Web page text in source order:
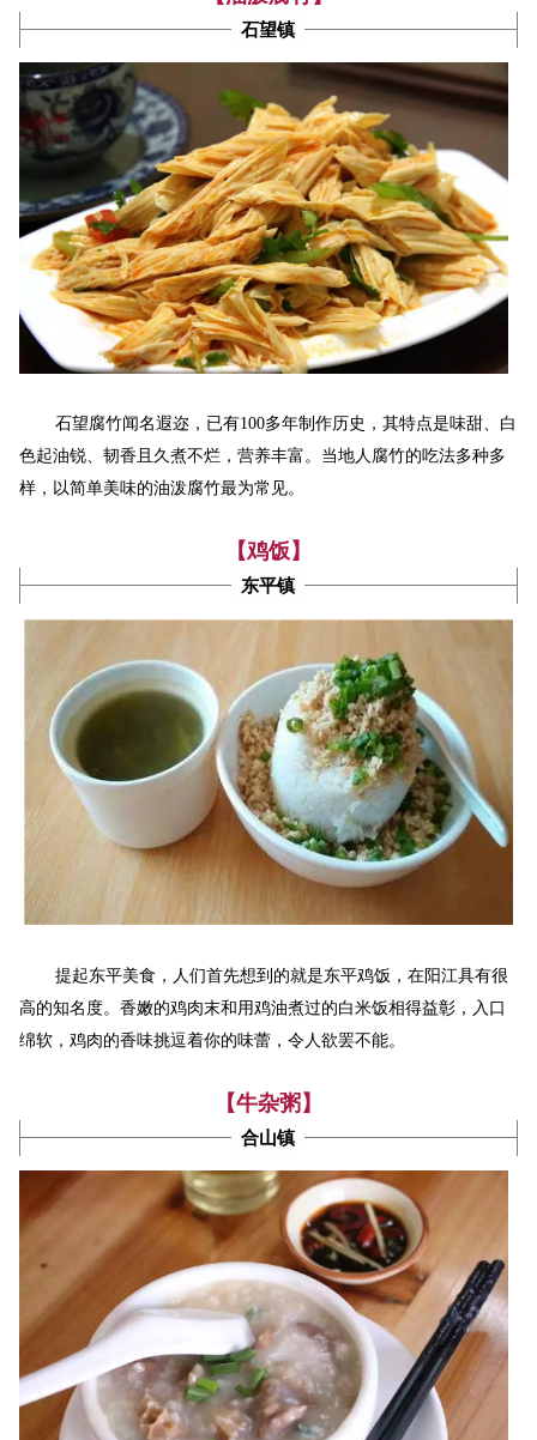
石望镇
石望腐竹闻名遐迩，已有100多年制作历史，其特点是味甜、白
色起油锐、韧香且久煮不烂，营养丰富。当地人 腐竹的吃法多种多
样，以简单美味的油泼腐竹最为常见。
【鸡饭】
东平镇
提起东平美食，人们首先想到的就是东平鸡饭，在阳江具有很
高的知名度。香嫩的鸡肉末和用鸡油煮过的白米饭相得益彰，入口
绵软，鸡肉的香味挑逗着你的味蕾，令人欲罢不能。
【牛杂粥】
合山镇